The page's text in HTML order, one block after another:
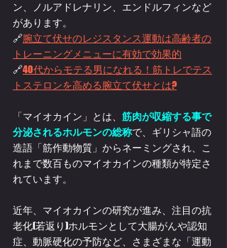
ン、ノルアドレナリン、エンドルフィンなど
があります。
🔗腕立て伏せのレジスタンス運動は高齢者の
トレーニングメニューに有効で効果的
🔗40代からモテる男になれる！筋トレでテス
トステロンを高める腕立て伏せとは?
「マイオカイン」とは、 筋肉が収縮する事で
分泌されるホルモンの総称で、ギリシャ語の
造語「筋作動物質」からネーミングされ、こ
れまで数百ものマイオカインの種類が特定さ
れています。
近年、マイオカインの研究が進み、注目の抗
老化(若返り)ホルモンとして大腸がんや認知
症、動脈硬化の予防など、さまざまな「運動